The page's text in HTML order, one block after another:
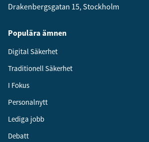
Drakenbergsgatan 15, Stockholm
Populära ämnen
Digital Säkerhet
Traditionell Säkerhet
I Fokus
Personalnytt
Lediga jobb
Debatt